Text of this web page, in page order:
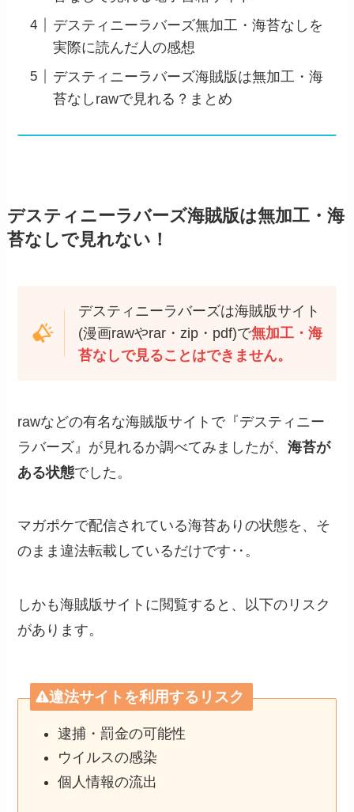
デスティニーラバーズ無加工・海苔なしを
実際に読んだ人の感想
デスティニーラバーズ海賊版は無加工・海
苔なしrawで見れる？まとめ
デスティニーラバーズ海賊版は無加工・海
苔なしで見れない！
デスティニーラバーズは海賊版サイト
(漫画rawやrar・zip・pdf)で無加工・海
苔なしで見ることはできません。
rawなどの有名な海賊版サイトで『デスティニー
ラバーズ』が見れるか調べてみましたが、海苔が
ある状態でした。
マガポケで配信されている海苔ありの状態を、そ
のまま違法転載しているだけです‥。
しかも海賊版サイトに閲覧すると、以下のリスク
があります。
違法サイトを利用するリスク
逮捕・罰金の可能性
ウイルスの感染
個人情報の流出